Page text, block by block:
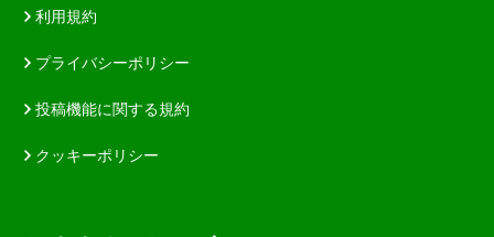
利用規約
プライバシーポリシー
投稿機能に関する規約
クッキーポリシー